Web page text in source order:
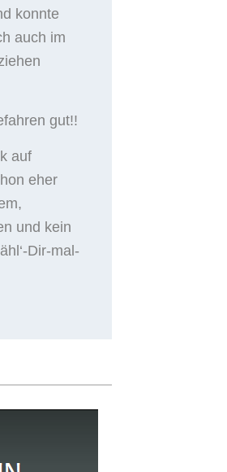
konnte
auch im
gut!!
auf
eher
und kein
Dir-mal-